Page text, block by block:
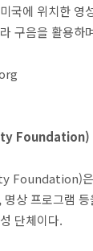
국에 위치한 영
구음을 활용하
Foundation)
Foundation)은
상 프로그램
단체이다.